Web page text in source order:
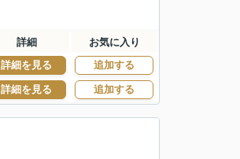
詳細 お気に入り
詳細を見る 追加する
詳細を見る 追加する